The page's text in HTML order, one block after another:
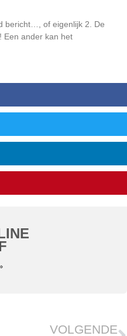
bericht…, of eigenlijk 2. De
Een ander kan het
VOLGENDE